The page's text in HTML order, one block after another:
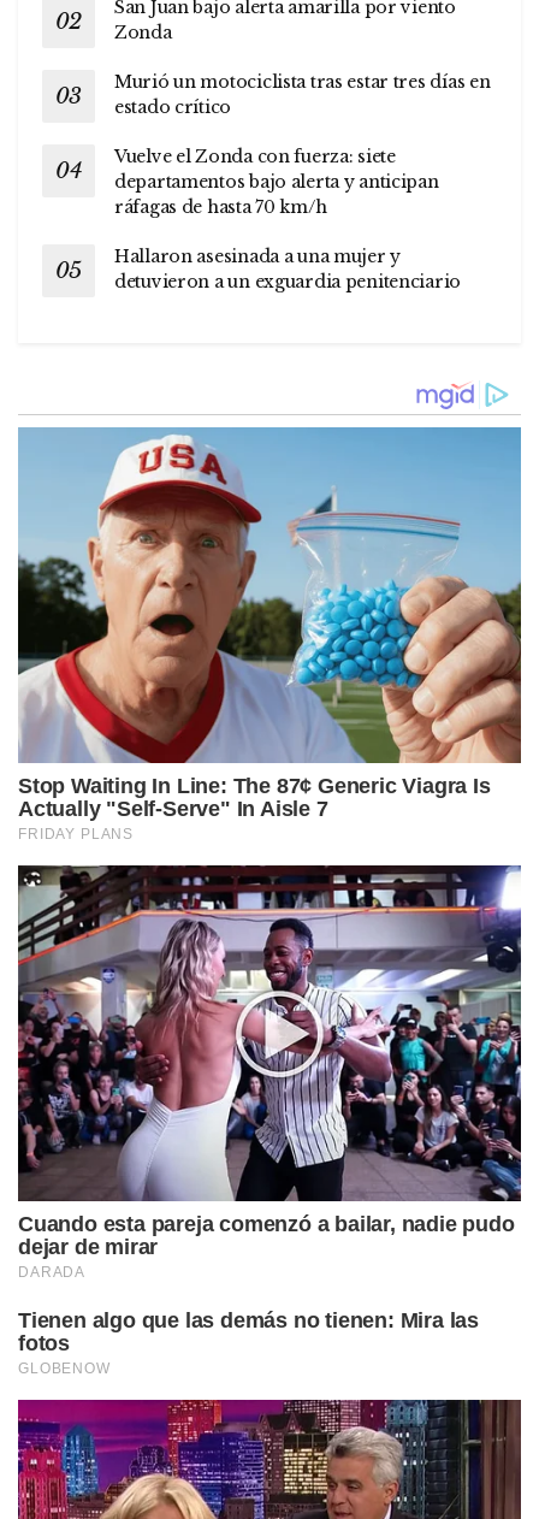
San Juan bajo alerta amarilla por viento
Zonda
Murió un motociclista tras estar tres días en
estado crítico
Vuelve el Zonda con fuerza: siete
departamentos bajo alerta y anticipan
ráfagas de hasta 70 km/h
Hallaron asesinada a una mujer y
detuvieron a un exguardia penitenciario